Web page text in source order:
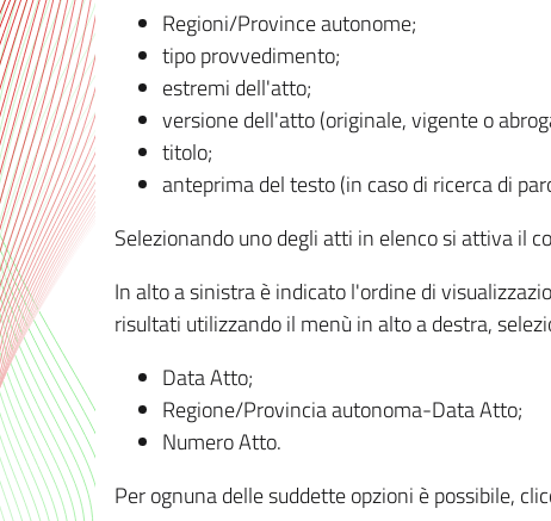
Regioni/Province autonome;
tipo provvedimento;
estremi dell'atto;
versione dell'atto (originale, vigente o
titolo;
anteprima del testo (in caso di ricerca di
Selezionando uno degli atti in elenco si attiva il
In alto a sinistra è indicato l'ordine di
risultati utilizzando il menù in alto a destra,
Data Atto;
Regione/Provincia autonoma-Data Atto;
Numero Atto.
Per ognuna delle suddette opzioni è possibile,